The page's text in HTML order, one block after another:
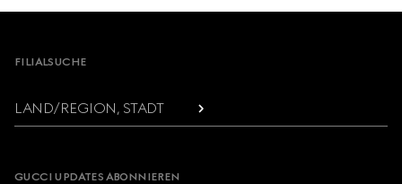
FILIALSUCHE
LAND/REGION, STADT
GUCCI UPDATES ABONNIEREN